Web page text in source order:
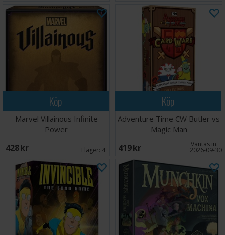
Köp
Marvel Villainous Infinite
Power
428 SEK I lager: 4
Köp
Adventure Time CW Butler vs
Magic Man
419 SEK Väntas in:
2026-09-30